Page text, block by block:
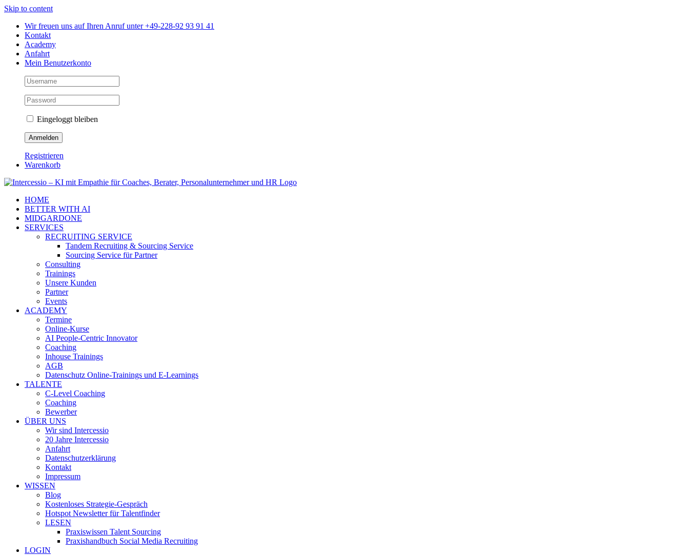
Skip to content
Wir freuen uns auf Ihren Anruf unter +49-228-92 93 91 41
Kontakt
Academy
Anfahrt
Mein Benutzerkonto
Eingeloggt bleiben
Registrieren
Warenkorb
HOME
BETTER WITH AI
MIDGARDONE
SERVICES
RECRUITING SERVICE
Tandem Recruiting & Sourcing Service
Sourcing Service für Partner
Consulting
Trainings
Unsere Kunden
Partner
Events
ACADEMY
Termine
Online-Kurse
AI People-Centric Innovator
Coaching
Inhouse Trainings
AGB
Datenschutz Online-Trainings und E-Learnings
TALENTE
C-Level Coaching
Coaching
Bewerber
ÜBER UNS
Wir sind Intercessio
20 Jahre Intercessio
Anfahrt
Datenschutzerklärung
Kontakt
Impressum
WISSEN
Blog
Kostenloses Strategie-Gespräch
Hotspot Newsletter für Talentfinder
LESEN
Praxiswissen Talent Sourcing
Praxishandbuch Social Media Recruiting
LOGIN